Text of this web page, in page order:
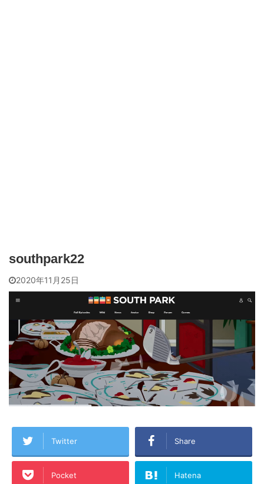
southpark22
2020年11月25日
Twitter Share
Pocket Hatena